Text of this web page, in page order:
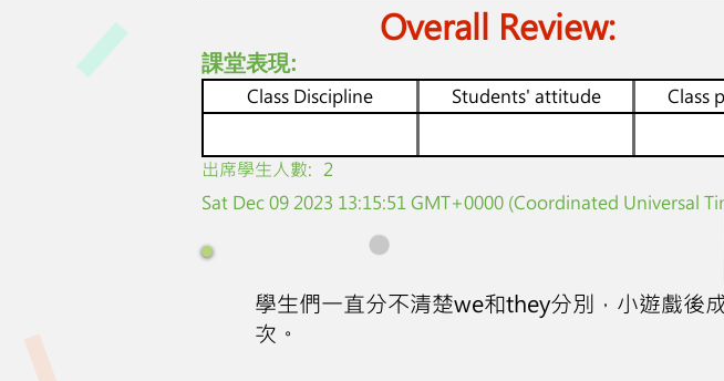
Overall Review:
課堂表現:
Class Discipline Students' attitude Class
​出席學生人數: 2
Sat Dec 09 2023 13:15:51 GMT+0000 (Coordinated Universal
學生們一直分不清楚we和they分別，小遊戲後
次。